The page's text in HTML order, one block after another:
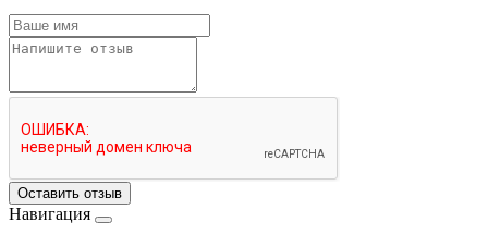
Оставить отзыв
Навигация